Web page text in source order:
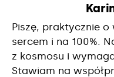
Piszę, praktycznie
sercem i na 100%.
z kosmosu i
Stawiam na